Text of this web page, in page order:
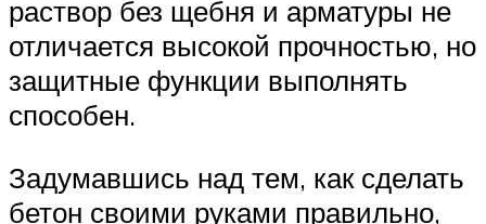
раствор без щебня и арматуры не
отличается высокой прочностью, но
защитные функции выполнять
способен.
Задумавшись над тем, как сделать
бетон своими руками правильно,